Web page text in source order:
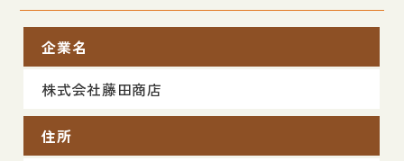
企業名
株式会社藤田商店
住所